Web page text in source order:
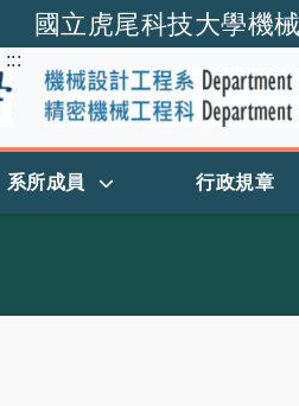
國立虎尾科技大學機
:::
系所成員 行政規章